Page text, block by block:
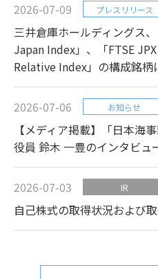
2026-07-09 プレスリリース
三井倉庫ホールディングス
Japan Index」、「FTSE
Relative Index」の構成銘柄
2026-07-06 お知らせ
【メディア掲載】「日本海
役員 鈴木 一豊のインタビュ
2026-07-03 IR
自己株式の取得状況および